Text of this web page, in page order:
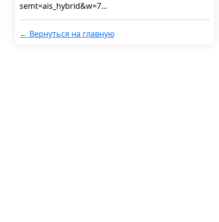
semt=ais_hybrid&w=7...
← Вернуться на главную